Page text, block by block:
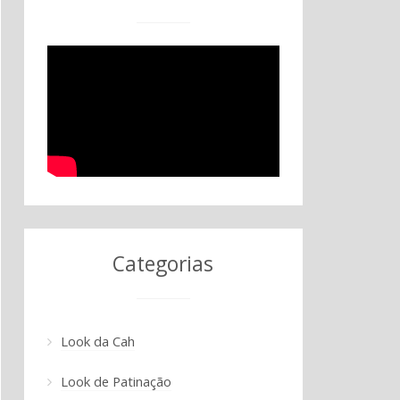
Categorias
Look da Cah
Look de Patinação